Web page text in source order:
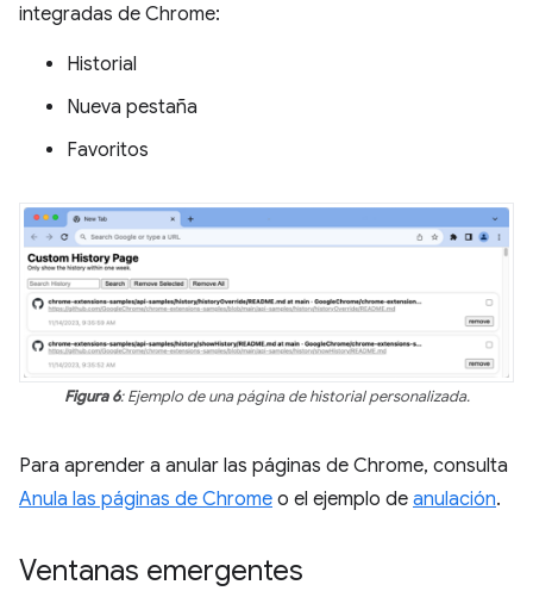
integradas de Chrome:
Historial
Nueva pestaña
Favoritos
Figura 6: Ejemplo de una página de historial personalizada.
Para aprender a anular las páginas de Chrome, consulta
Anula las páginas de Chrome o el ejemplo de anulación.
Ventanas emergentes